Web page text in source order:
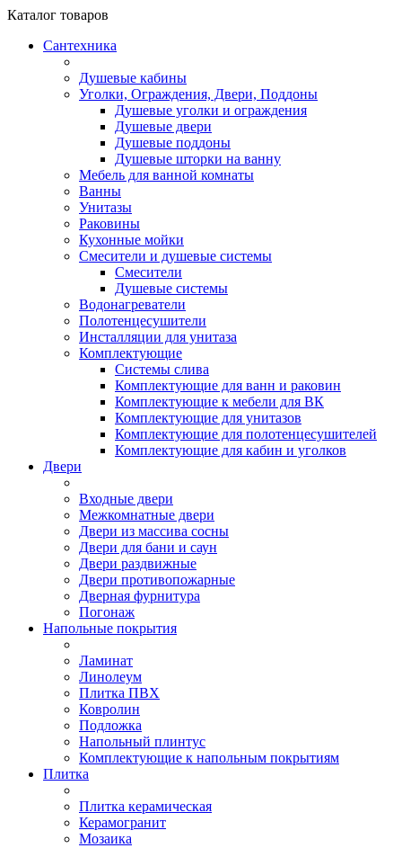
Каталог товаров
Сантехника
Душевые кабины
Уголки, Ограждения, Двери, Поддоны
Душевые уголки и ограждения
Душевые двери
Душевые поддоны
Душевые шторки на ванну
Мебель для ванной комнаты
Ванны
Унитазы
Раковины
Кухонные мойки
Смесители и душевые системы
Смесители
Душевые системы
Водонагреватели
Полотенцесушители
Инсталляции для унитаза
Комплектующие
Системы слива
Комплектующие для ванн и раковин
Комплектующие к мебели для ВК
Комплектующие для унитазов
Комплектующие для полотенцесушителей
Комплектующие для кабин и уголков
Двери
Входные двери
Межкомнатные двери
Двери из массива сосны
Двери для бани и саун
Двери раздвижные
Двери противопожарные
Дверная фурнитура
Погонаж
Напольные покрытия
Ламинат
Линолеум
Плитка ПВХ
Ковролин
Подложка
Напольный плинтус
Комплектующие к напольным покрытиям
Плитка
Плитка керамическая
Керамогранит
Мозаика